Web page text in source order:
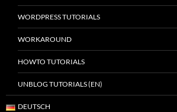
WORDPRESS TUTORIALS
WORKAROUND
HOWTO TUTORIALS
UNBLOG TUTORIALS (EN)
DEUTSCH